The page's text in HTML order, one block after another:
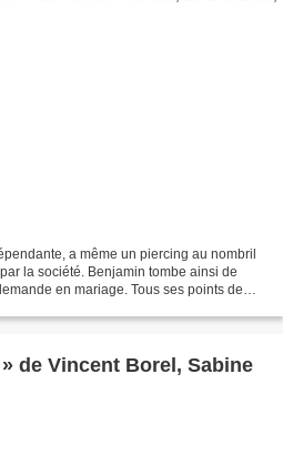
a même un piercing au nombril
la société. Benjamin tombe ainsi de
en mariage. Tous ses points de
de Vincent Borel, Sabine